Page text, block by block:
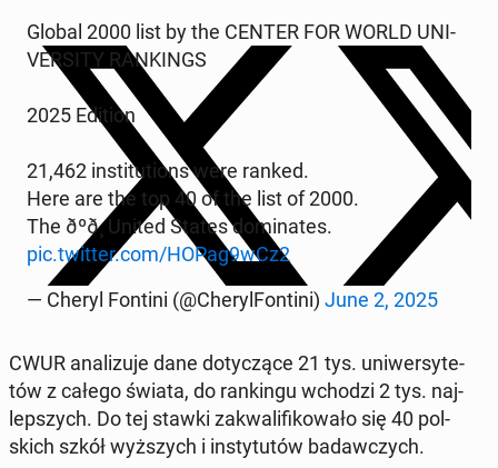
Global 2000 list by the CENTER FOR WORLD UNI­
VER­SI­TY RAN­KINGS
2025 Edition
21,462 in­sti­tu­tions were ranked.
Here are the top 40 of the list of 2000.
The ðºð¸ United States do­mi­na­tes.
pic.twitter.com/HOPag9wCz2
— Cheryl Fontini (@Che­ryl­Fon­ti­ni) June 2, 2025
CWUR ana­li­zu­je dane do­ty­czą­ce 21 tys. uni­wer­sy­te­
tów z całego świata, do ran­kin­gu wchodzi 2 tys. naj­
lep­szych. Do tej stawki za­kwa­li­fi­ko­wa­ło się 40 pol­
skich szkół wyż­szych i in­sty­tu­tów ba­daw­czych.